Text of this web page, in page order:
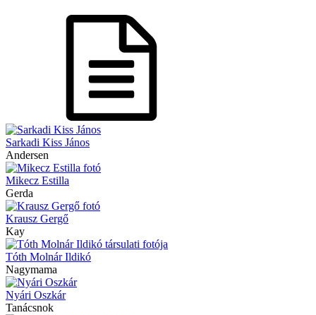
Sarkadi Kiss János
Andersen
Mikecz Estilla
Gerda
Krausz Gergő
Kay
Tóth Molnár Ildikó
Nagymama
Nyári Oszkár
Tanácsnok